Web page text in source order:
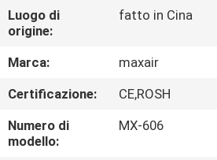
CIRCA
NOI
GIRO
DELLA
FABBRICA
Luogo di
origine:
fatto in Cina
Marca:
maxair
Certificazione:
CE,ROSH
Numero di
modello:
MX-606